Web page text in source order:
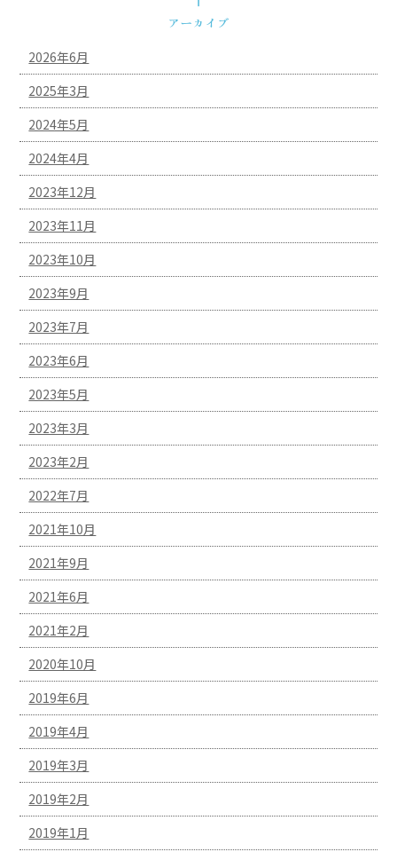
アーカイブ
2026年6月
2025年3月
2024年5月
2024年4月
2023年12月
2023年11月
2023年10月
2023年9月
2023年7月
2023年6月
2023年5月
2023年3月
2023年2月
2022年7月
2021年10月
2021年9月
2021年6月
2021年2月
2020年10月
2019年6月
2019年4月
2019年3月
2019年2月
2019年1月